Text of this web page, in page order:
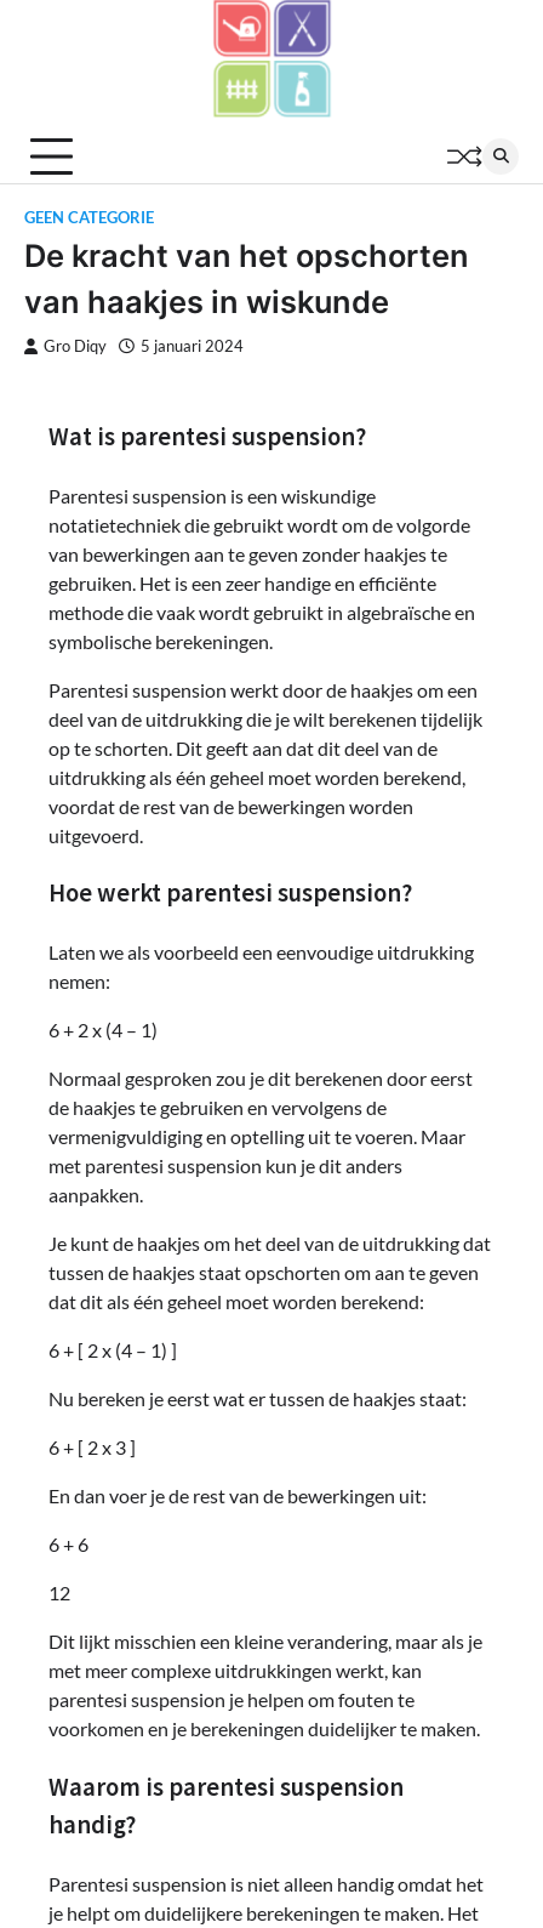
GEEN CATEGORIE
De kracht van het opschorten
van haakjes in wiskunde
Gro Diqy 5 januari 2024
Wat is parentesi suspension?
Parentesi suspension is een wiskundige
notatietechniek die gebruikt wordt om de volgorde
van bewerkingen aan te geven zonder haakjes te
gebruiken. Het is een zeer handige en efficiënte
methode die vaak wordt gebruikt in algebraïsche en
symbolische berekeningen.
Parentesi suspension werkt door de haakjes om een
deel van de uitdrukking die je wilt berekenen tijdelijk
op te schorten. Dit geeft aan dat dit deel van de
uitdrukking als één geheel moet worden berekend,
voordat de rest van de bewerkingen worden
uitgevoerd.
Hoe werkt parentesi suspension?
Laten we als voorbeeld een eenvoudige uitdrukking
nemen:
6 + 2 x (4 – 1)
Normaal gesproken zou je dit berekenen door eerst
de haakjes te gebruiken en vervolgens de
vermenigvuldiging en optelling uit te voeren. Maar
met parentesi suspension kun je dit anders
aanpakken.
Je kunt de haakjes om het deel van de uitdrukking dat
tussen de haakjes staat opschorten om aan te geven
dat dit als één geheel moet worden berekend:
6 + [ 2 x (4 – 1) ]
Nu bereken je eerst wat er tussen de haakjes staat:
6 + [ 2 x 3 ]
En dan voer je de rest van de bewerkingen uit:
6 + 6
12
Dit lijkt misschien een kleine verandering, maar als je
met meer complexe uitdrukkingen werkt, kan
parentesi suspension je helpen om fouten te
voorkomen en je berekeningen duidelijker te maken.
Waarom is parentesi suspension
handig?
Parentesi suspension is niet alleen handig omdat het
je helpt om duidelijkere berekeningen te maken. Het